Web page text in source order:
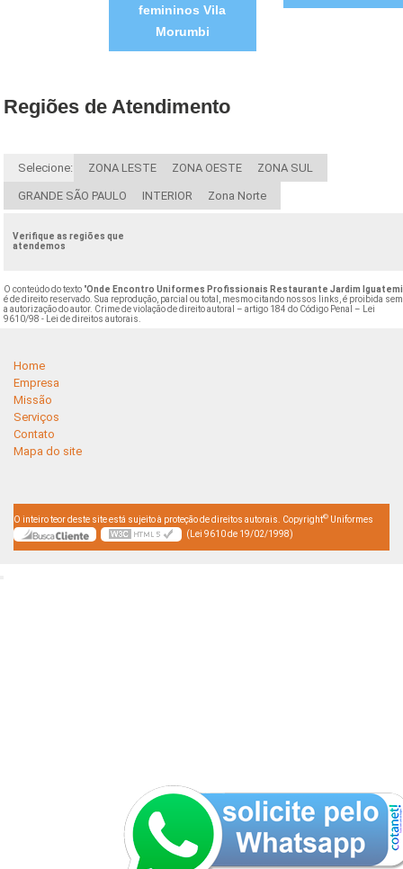
femininos Vila
Morumbi
Regiões de Atendimento
Selecione: ZONA LESTE ZONA OESTE ZONA SUL
GRANDE SÃO PAULO INTERIOR Zona Norte
Verifique as regiões que
atendemos
O conteúdo do texto "Onde Encontro Uniformes Profissionais Restaurante Jardim Iguatemi
é de direito reservado. Sua reprodução, parcial ou total, mesmo citando nossos links, é proibida sem
a autorização do autor. Crime de violação de direito autoral – artigo 184 do Código Penal –
Lei
9610/98 - Lei de direitos autorais
Home
Empresa
Missão
Serviços
Contato
Mapa do site
O inteiro teor deste site está sujeito à proteção de direitos autorais. Copyright© Uniformes
(Lei 9610 de 19/02/1998)